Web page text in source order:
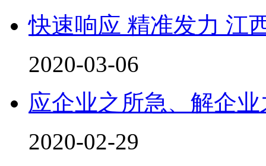
快速响应 精准发力 江
2020-03-06
应企业之所急、解企
2020-02-29